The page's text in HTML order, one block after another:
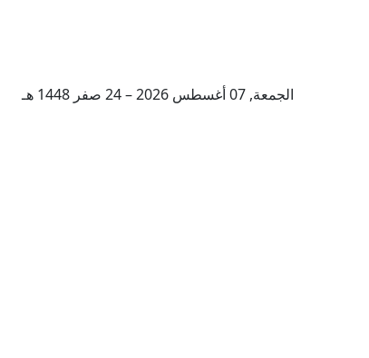
الجمعة, 07 أغسطس 2026 – 24 صفر 1448 هـ